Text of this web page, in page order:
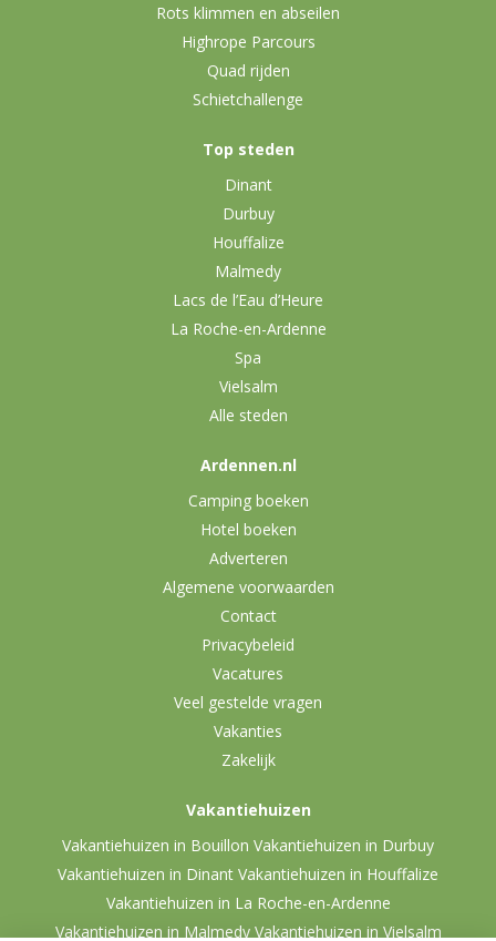
Rots klimmen en abseilen
Highrope Parcours
Quad rijden
Schietchallenge
Top steden
Dinant
Durbuy
Houffalize
Malmedy
Lacs de l’Eau d’Heure
La Roche-en-Ardenne
Spa
Vielsalm
Alle steden
Ardennen.nl
Camping boeken
Hotel boeken
Adverteren
Algemene voorwaarden
Contact
Privacybeleid
Vacatures
Veel gestelde vragen
Vakanties
Zakelijk
Vakantiehuizen
Vakantiehuizen in Bouillon Vakantiehuizen in Durbuy
Vakantiehuizen in Dinant Vakantiehuizen in Houffalize
Vakantiehuizen in La Roche-en-Ardenne
Vakantiehuizen in Malmedy Vakantiehuizen in Vielsalm